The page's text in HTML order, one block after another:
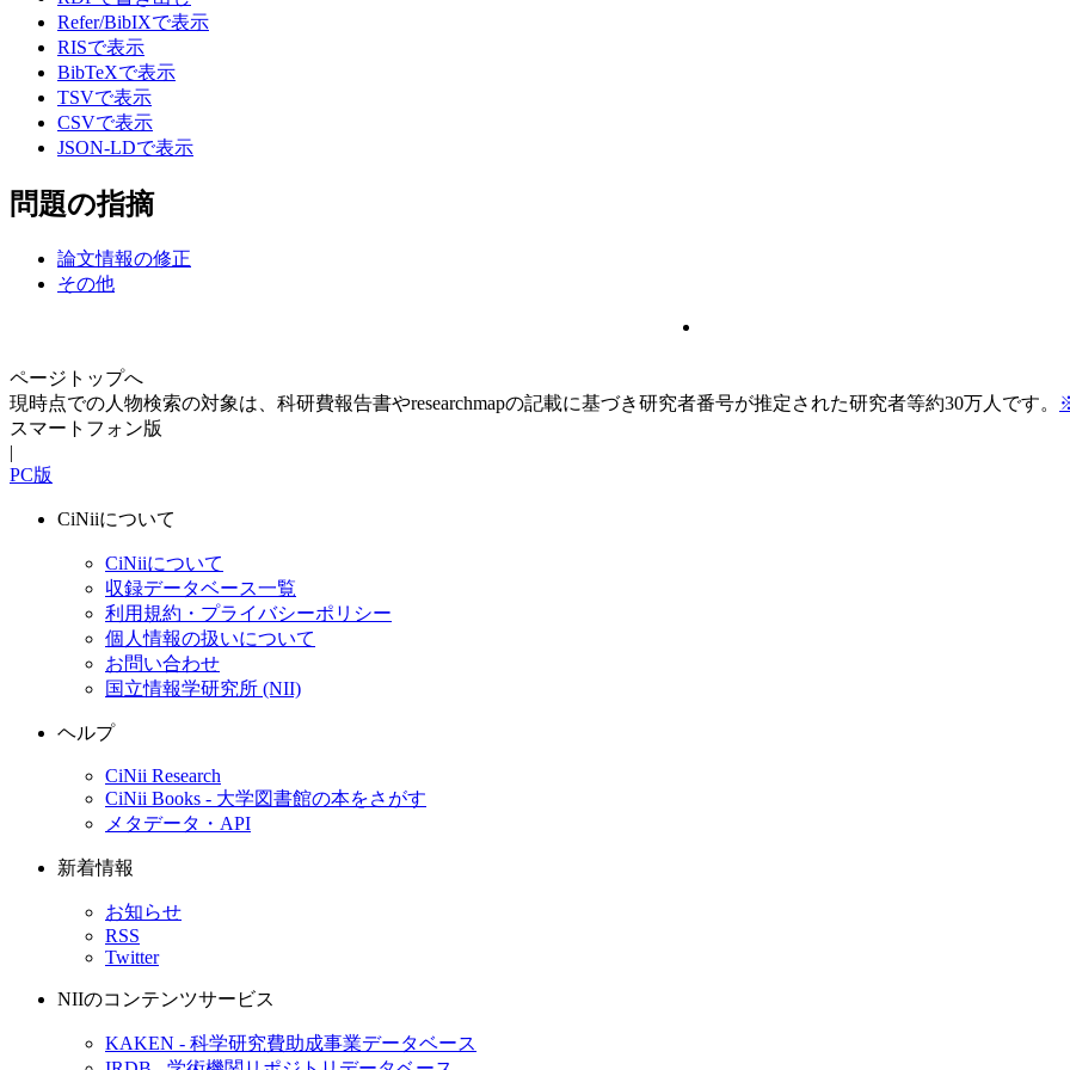
Refer/BibIXで表示
RISで表示
BibTeXで表示
TSVで表示
CSVで表示
JSON-LDで表示
問題の指摘
論文情報の修正
その他
ページトップへ
現時点での人物検索の対象は、科研費報告書やresearchmapの記載に基づき研究者番号が推定された研究者等約30万人です。
スマートフォン版
|
PC版
CiNiiについて
CiNiiについて
収録データベース一覧
利用規約・プライバシーポリシー
個人情報の扱いについて
お問い合わせ
国立情報学研究所 (NII)
ヘルプ
CiNii Research
CiNii Books - 大学図書館の本をさがす
メタデータ・API
新着情報
お知らせ
RSS
Twitter
NIIのコンテンツサービス
KAKEN - 科学研究費助成事業データベース